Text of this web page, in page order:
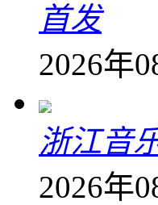
首发
2026年
浙江音
2026年